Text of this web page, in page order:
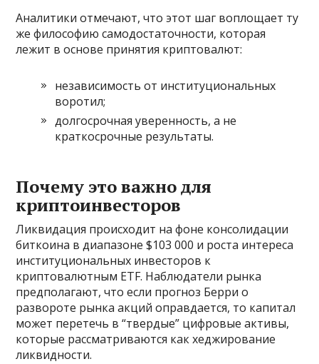
Аналитики отмечают, что этот шаг воплощает ту
же философию самодостаточности, которая
лежит в основе принятия криптовалют:
независимость от институциональных
воротил;
долгосрочная уверенность, а не
краткосрочные результаты.
Почему это важно для
криптоинвесторов
Ликвидация происходит на фоне консолидации
биткоина в диапазоне $103 000 и роста интереса
институциональных инвесторов к
криптовалютным ETF. Наблюдатели рынка
предполагают, что если прогноз Берри о
развороте рынка акций оправдается, то капитал
может перетечь в “твердые” цифровые активы,
которые рассматриваются как хеджирование
ликвидности.